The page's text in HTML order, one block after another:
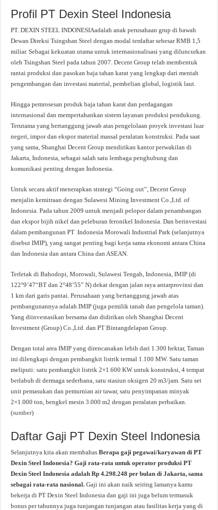
Profil PT Dexin Steel Indonesia
PT. DEXIN STEEL INDONESIAadalah anak perusahaan grup di bawah
Dewan Direksi Tsingshan Steel dengan modal terdaftar sebesar RMB 1,5
miliar. Sebagai kekuatan utama untuk internasionalisasi yang diluncurkan
oleh Tsingshan Steel pada tahun 2007. Decent Group telah membentuk
rantai produksi dan pasokan baja tahan karat yang lengkap dari mentah
pengembangan dan investasi material, pembelian global, logistik laut.
Hingga pemrosesan produk baja tahan karat dan perdagangan
internasional dan mempertahankan sistem layanan produksi pendukung.
Terutama yang bertanggung jawab atas pengelolaan proyek investasi luar
negeri, impor dan ekspor material massal peralatan konstruksi. Pada saat
yang sama, Shanghai Decent Group mendirikan kantor perwakilan di
Jakarta, Indonesia, sebagai salah satu lembaga penghubung dan
komunikasi penting dengan Indonesia.
Untuk secara aktif menerapkan strategi “Going out”, Decent Group
menjalin kemitraan dengan Sulawesi Mining Investment Co.,Ltd. of
Indonesia. Pada tahun 2009 untuk menjadi pelopor dalam penambangan
dan ekspor bijih nikel dan peleburan feronikel Indonesia. Dan berinvestasi
dalam pembangunan PT .Indonesia Morowali Industrial Park (selanjutnya
disebut IMIP), yang sangat penting bagi kerja sama ekonomi antara China
dan Indonesia dan antara China dan ASEAN.
Terletak di Bahodopi, Morowali, Sulawesi Tengah, Indonesia, IMIP (di
122°9’47“BT dan 2°48’55” N) dekat dengan jalan raya antarprovinsi dan
1 km dari garis pantai. Perusahaan yang bertanggung jawab atas
pembangunannya adalah IMIP (juga pemilik tanah dan pengelola taman).
Yang diinvestasikan bersama dan didirikan oleh Shanghai Decent
Investment (Group) Co.,Ltd. dan PT Bintangdelapan Group.
Dengan total area IMIP yang direncanakan lebih dari 1.300 hektar, Taman
ini dilengkapi dengan pembangkit listrik termal 1.100 MW. Satu taman
meliputi: satu pembangkit listrik 2×1.600 KW untuk konstruksi, 4 tempat
berlabuh di dermaga sederhana, satu stasiun oksigen 20 m3/jam. Satu set
unit pemasukan dan pemurnian air tawar, satu penyimpanan minyak
2×1.000 ton, bengkel mesin 3.000 m2 dengan peralatan perbaikan.
(sumber)
Daftar Gaji PT Dexin Steel Indonesia
Selanjutnya kita akan membahasBerapa gaji pegawai/karyawan di PT
Dexin Steel Indonesia? Gaji rata-rata untuk operator produksi PT
Dexin Steel Indonesia adalah Rp 4.298.248 per bulan di Jakarta, sama
sebagai rata-rata nasional.Gaji ini akan naik seiring lamanya kamu
bekerja di PT Dexin Steel Indonesia dan gaji ini juga belum termasuk
bonus per tahunnya juga tunjangan tunjangan atau fasilitas kerja yang di